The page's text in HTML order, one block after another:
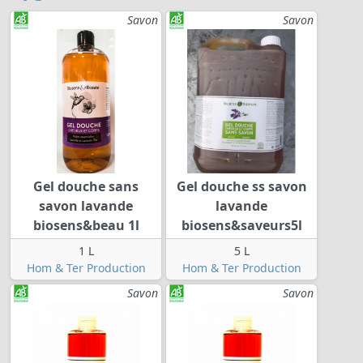
Savon
Gel douche sans
savon lavande
biosens&beau 1l
1 L
Hom & Ter Production
Savon
Gel douche ss savon
lavande
biosens&saveurs5l
5 L
Hom & Ter Production
Savon
Savon